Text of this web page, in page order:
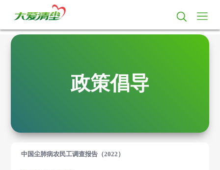
政策倡导
中国尘肺病农民工调查报告（2022）